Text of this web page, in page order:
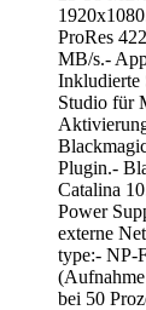
ProRes
MB/s.-
Inkludierte
Studio für
Plugin.-
Catalina
Power
externe
type:- NP-
bei 50